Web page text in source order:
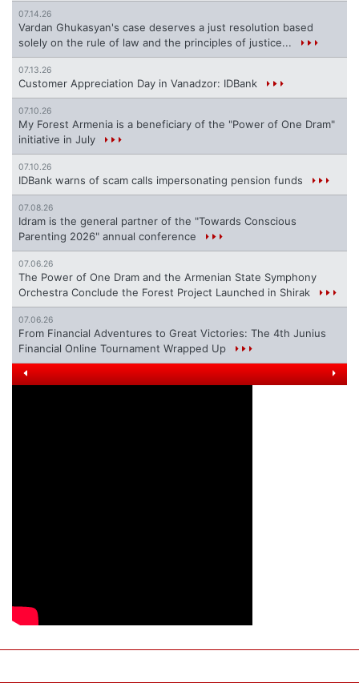
07.14.26
Vardan Ghukasyan's case deserves a just resolution based
solely on the rule of law and the principles of justice...
07.13.26
Customer Appreciation Day in Vanadzor: IDBank
07.10.26
My Forest Armenia is a beneficiary of the "Power of One Dram"
initiative in July
07.10.26
IDBank warns of scam calls impersonating pension funds
07.08.26
Idram is the general partner of the "Towards Conscious
Parenting 2026" annual conference
07.06.26
The Power of One Dram and the Armenian State Symphony
Orchestra Conclude the Forest Project Launched in Shirak
07.06.26
From Financial Adventures to Great Victories: The 4th Junius
Financial Online Tournament Wrapped Up